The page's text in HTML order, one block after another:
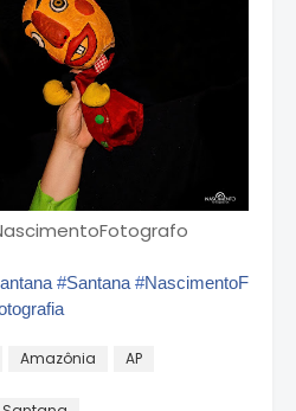
#Santana #NascimentoF
Amazônia
AP